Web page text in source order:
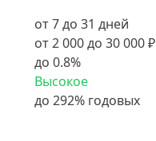
от 7 до 31 дней
от 2 000 до 30 000 ₽
до 0.8%
Высокое